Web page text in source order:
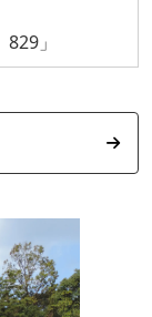
」